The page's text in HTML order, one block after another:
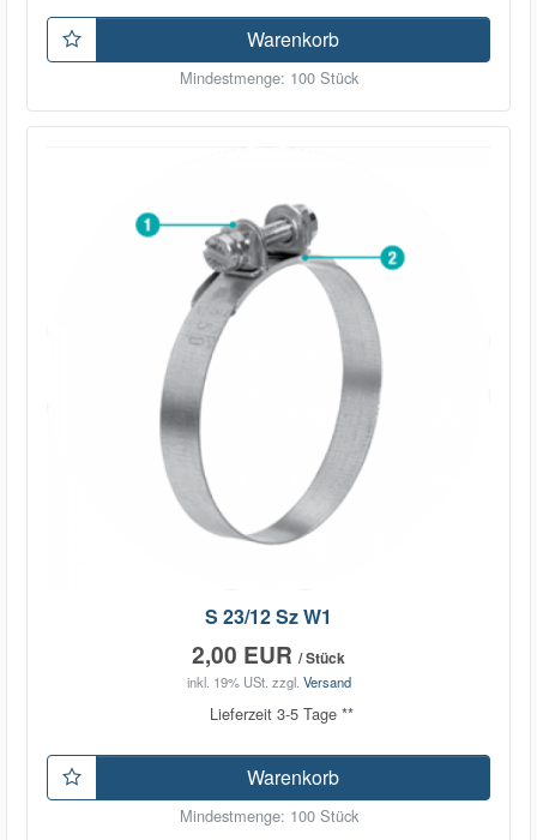
Warenkorb
Mindestmenge: 100 Stück
S 23/12 Sz W1
2,00 EUR / Stück
inkl. 19% USt. zzgl. Versand
Lieferzeit 3-5 Tage **
Warenkorb
Mindestmenge: 100 Stück